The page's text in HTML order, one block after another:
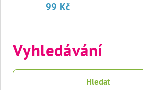
99 Kč
Vyhledávání
Hledat